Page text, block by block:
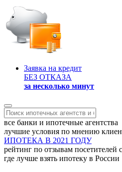
Заявка на кредит
БЕЗ ОТКАЗА
за несколько минут
все банки и ипотечные агентства
лучшие условия по мнению
ИПОТЕКА В 2021 ГОДУ
рейтинг по отзывам посетителей
где лучше взять ипотеку в России